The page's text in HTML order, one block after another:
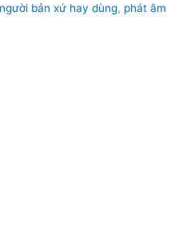
bản xứ hay dùng, phát âm